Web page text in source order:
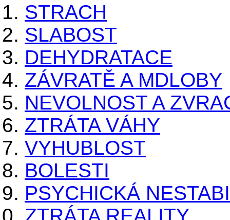
STRACH
SLABOST
DEHYDRATACE
ZÁVRATĚ A MDLOBY
NEVOLNOST A
ZTRÁTA VÁHY
VYHUBLOST
BOLESTI
PSYCHICKÁ
ZTRÁTA REALITY